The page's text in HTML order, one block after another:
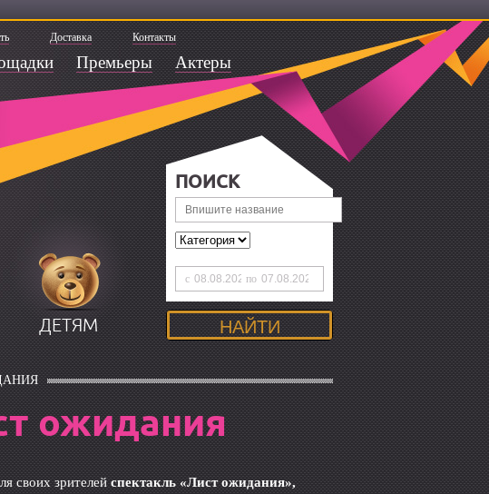
Доставка Контакты
Премьеры Актеры
ДЕТЯМ
ПОИСК
с по
ожидания
своих зрителейспектакль «Лист ожидания»,